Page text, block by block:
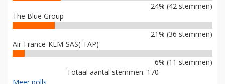
24% (42 stemmen)
The Blue Group
21% (36 stemmen)
Air-France-KLM-SAS(-TAP)
6% (11 stemmen)
Totaal aantal stemmen: 170